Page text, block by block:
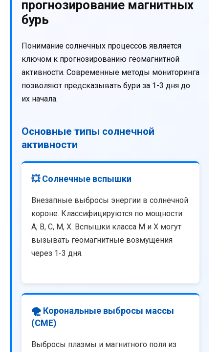
прогнозирование магнитных
бурь
Понимание солнечных процессов является
ключом к прогнозированию геомагнитной
активности. Современные методы мониторинга
позволяют предсказывать бури за 1-3 дня до
их начала.
Основные типы солнечной
активности
💥 Солнечные вспышки
Внезапные выбросы энергии в солнечной
короне. Классифицируются по мощности:
A, B, C, M, X. Вспышки класса M и X могут
вызывать геомагнитные возмущения
через 1-3 дня.
🌪️ Корональные выбросы массы
(CME)
Выбросы плазмы и магнитного поля из